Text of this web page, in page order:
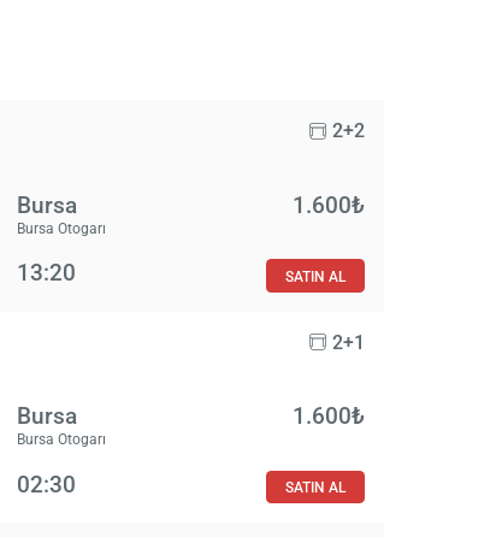
2+2
Bursa
Bursa Otogarı
1.600₺
13:20 SATIN AL
2+1
Bursa
Bursa Otogarı
1.600₺
02:30 SATIN AL